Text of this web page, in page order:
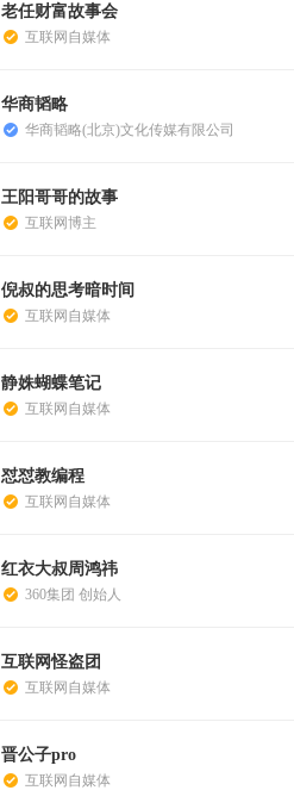
老任财富故事会
互联网自媒体
华商韬略
华商韬略(北京)文化传媒有限公司
王阳哥哥的故事
互联网博主
倪叔的思考暗时间
互联网自媒体
静姝蝴蝶笔记
互联网自媒体
怼怼教编程
互联网自媒体
红衣大叔周鸿祎
360集团 创始人
互联网怪盗团
互联网自媒体
晋公子pro
互联网自媒体